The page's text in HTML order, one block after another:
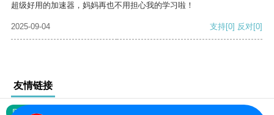
超级好用的加速器，妈妈再也不用担心我的学习啦！
2025-09-04 支持[0] 反对[0]
友情链接
网站地图